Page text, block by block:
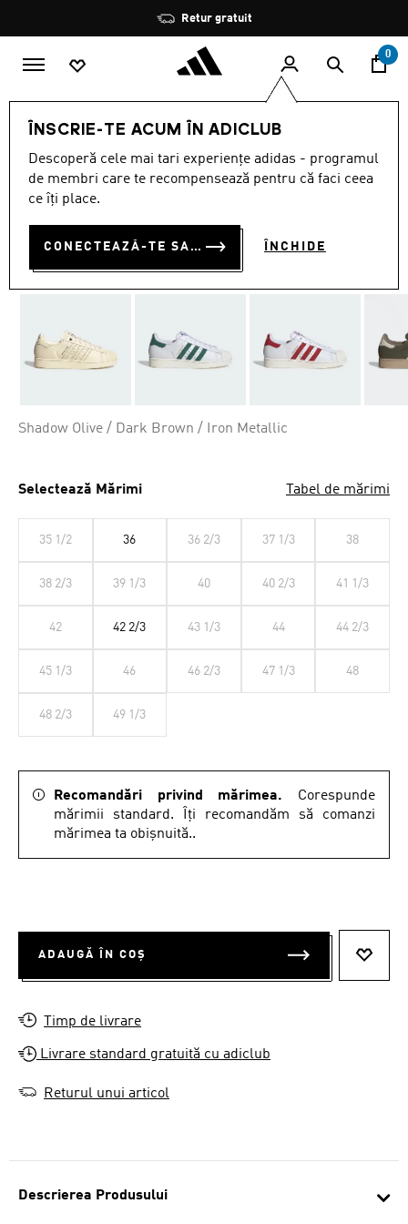
Oprește
rotația
Retur gratuit
0
ÎNSCRIE-TE ACUM ÎN ADICLUB
Descoperă cele mai tari experiențe adidas - programul
de membri care te recompensează pentru că faci ceea
ce îți place.
CONECTEAZĂ-TE SAU ÎNSCRIE-TE ACUM ÎNCHIDE
Descrierea Produsului
MĂRCI Încălţăminte
PANTOFI SUPERSTAR II
RON 650.00
29 culori disponibile
Shadow Olive / Dark Brown / Iron Metallic
Selectează Mărimi Tabel de mărimi
35 1/2 36 36 2/3 37 1/3 38
38 2/3 39 1/3 40 40 2/3 41 1/3
42 42 2/3 43 1/3 44 44 2/3
45 1/3 46 46 2/3 47 1/3 48
48 2/3 49 1/3
Recomandări privind mărimea. Corespunde
mărimii standard. Îți recomandăm să comanzi
mărimea ta obișnuită..
ADAUGĂ ÎN COȘ
Timp de livrare
Livrare standard gratuită cu adiclub
Returul unui articol